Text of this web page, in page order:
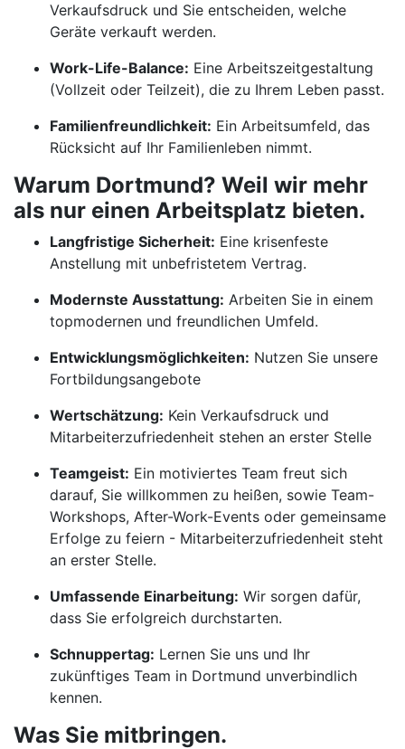
Verkaufsdruck und Sie entscheiden, welche
Geräte verkauft werden.
Work-Life-Balance: Eine Arbeitszeitgestaltung
(Vollzeit oder Teilzeit), die zu Ihrem Leben passt.
Familienfreundlichkeit: Ein Arbeitsumfeld, das
Rücksicht auf Ihr Familienleben nimmt.
Warum Dortmund? Weil wir mehr
als nur einen Arbeitsplatz bieten.
Langfristige Sicherheit: Eine krisenfeste
Anstellung mit unbefristetem Vertrag.
Modernste Ausstattung: Arbeiten Sie in einem
topmodernen und freundlichen Umfeld.
Entwicklungsmöglichkeiten: Nutzen Sie unsere
Fortbildungsangebote
Wertschätzung: Kein Verkaufsdruck und
Mitarbeiterzufriedenheit stehen an erster Stelle
Teamgeist: Ein motiviertes Team freut sich
darauf, Sie willkommen zu heißen, sowie Team-
Workshops, After-Work-Events oder gemeinsame
Erfolge zu feiern - Mitarbeiterzufriedenheit steht
an erster Stelle.
Umfassende Einarbeitung: Wir sorgen dafür,
dass Sie erfolgreich durchstarten.
Schnuppertag: Lernen Sie uns und Ihr
zukünftiges Team in Dortmund unverbindlich
kennen.
Was Sie mitbringen.